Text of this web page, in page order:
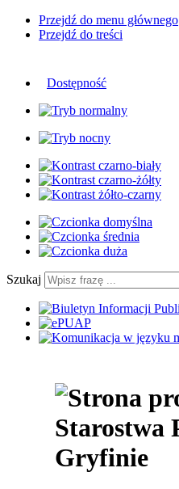
Przejdź do menu głównego
Przejdź do treści
Dostępność
Szukaj